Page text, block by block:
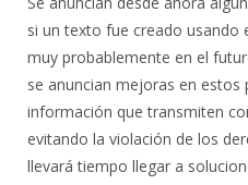
si un texto fue creado usando
muy probablemente en el
se anuncian mejoras en estos
información que transmiten
evitando la violación de los
llevará tiempo llegar a